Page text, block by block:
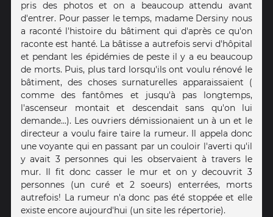
pris des photos et on a beaucoup attendu avant
d'entrer. Pour passer le temps, madame Dersiny nous
a raconté l'histoire du bâtiment qui d'après ce qu'on
raconte est hanté. La bâtisse a autrefois servi d'hôpital
et pendant les épidémies de peste il y a eu beaucoup
de morts. Puis, plus tard lorsqu'ils ont voulu rénové le
bâtiment, des choses surnaturelles apparaissaient (
comme des fantômes et jusqu'à pas longtemps,
l'ascenseur montait et descendait sans qu'on lui
demande...). Les ouvriers démissionaient un à un et le
directeur a voulu faire taire la rumeur. Il appela donc
une voyante qui en passant par un couloir l'averti qu'il
y avait 3 personnes qui les observaient à travers le
mur. Il fit donc casser le mur et on y decouvrit 3
personnes (un curé et 2 soeurs) enterrées, morts
autrefois! La rumeur n'a donc pas été stoppée et elle
existe encore aujourd'hui (un site les répertorie).